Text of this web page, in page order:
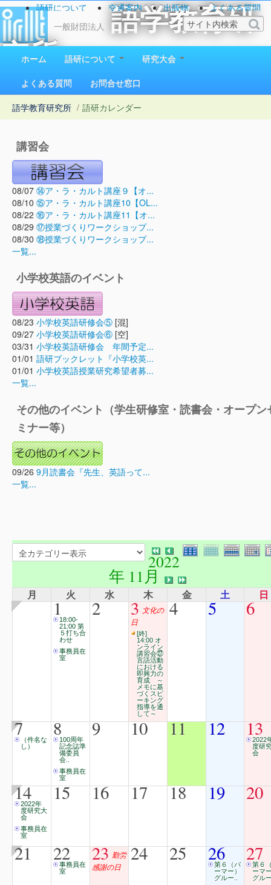
一般財団法人
語学教育研
究所
1923（大正12）年創立
語研について 交通案内 出版物
よくある質問
お問い合わせ
ホーム 語研について
研究大会
よくある質問
お問合せ窓口
語学教育研究所 / 語研カレンダー
講習会
08/07 ⑭ア・ラ・カルト講座９【オ...
08/10 ⑮ア・ラ・カルト講座10【OL...
08/22 ⑯ア・ラ・カルト講座11【オ...
08/29 ⑰授業づくりワークショップ...
08/30 ⑱授業づくりワークショップ...
一覧...
小学校英語のイベント
08/23 小学校英語研修会⑤ [混]
09/27 小学校英語研修会⑥ [空]
03/31 小学校英語研修会 年間予定...
01/01 語研ブックレット『小学校英...
01/01 小学校英語授業研究希望者募...
一覧...
その他のイベント（学生研修室・読書会・オープン
ミナー等）
09/26 9月読書会『先生、英語って...
一覧...
2022
年 11月
月 火 水 木 金 土 日
118:00-
21:00 第
５打ち合
わせ
事務員在
室
2 3 文化の
日
[終]
14:00 オ
ンライン
講習会㉗
言語活動
における
即興力の
育成 ～
メモに基
づくスピ
ーキング
指導を通
して～
4 5 6
7（件名な
し）
8100周年
記念誌準
備委員
会..
事務員在
室
9 10 11 12 13
2022
度研
会
14
2022年
度研究大
会
事務員在
室
15 16 17 18 19 20
21 22
事務員在
室
23 勤労
感謝の日
24 25 26
第６（パ
ーマー）
グルー..
27
第６
ーマ
グル